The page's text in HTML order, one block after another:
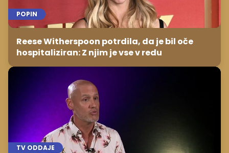
POPIN
Reese Witherspoon potrdila, da je bil oče
hospitaliziran: Z njim je vse v redu
TV ODDAJE